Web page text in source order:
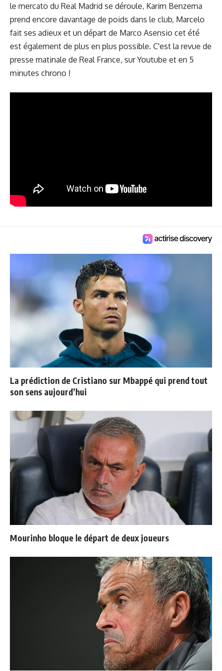
le mercato du Real Madrid se déroule, Karim Benzema
prend encore davantage de poids dans le club, Marcelo
fait ses adieux et un départ de Marco Asensio cet été
est également de plus en plus possible. C'est la revue de
presse matinale de Real France, sur Youtube et en 5
minutes chrono !
La prédiction de Cristiano sur Mbappé qui prend tout
son sens aujourd’hui
Mourinho bloque le départ de deux joueurs